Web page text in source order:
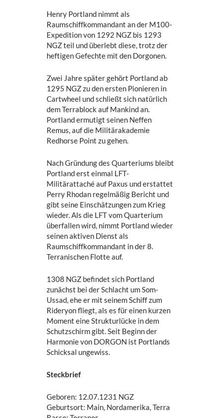
Henry Portland nimmt als
Raumschiffkommandant an der M100-
Expedition von 1292 NGZ bis 1293
NGZ teil und überlebt diese, trotz der
heftigen Gefechte mit den Dorgonen.
Zwei Jahre später gehört Portland ab
1295 NGZ zu den ersten Pionieren in
Cartwheel und schließt sich natürlich
dem Terrablock auf Mankind an.
Portland ermutigt seinen Neffen
Remus, auf die Militärakademie
Redhorse Point zu gehen.
Nach Gründung des Quarteriums bleibt
Portland erst einmal LFT-
Militärattaché auf Paxus und erstattet
Perry Rhodan regelmäßig Bericht und
gibt seine Einschätzungen zum Krieg
wieder. Als die LFT vom Quarterium
überfallen wird, nimmt Portland wieder
seinen aktiven Dienst als
Raumschiffkommandant in der 8.
Terranischen Flotte auf.
1308 NGZ befindet sich Portland
zunächst bei der Schlacht um Som-
Ussad, ehe er mit seinem Schiff zum
Rideryon fliegt, als es für einen kurzen
Moment eine Strukturlücke in dem
Schutzschirm gibt. Seit Beginn der
Harmonie von DORGON ist Portlands
Schicksal ungewiss.
Steckbrief
Geboren: 12.07.1231 NGZ
Geburtsort: Main, Nordamerika, Terra